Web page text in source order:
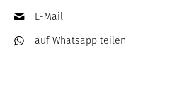
E-Mail
auf Whatsapp teilen